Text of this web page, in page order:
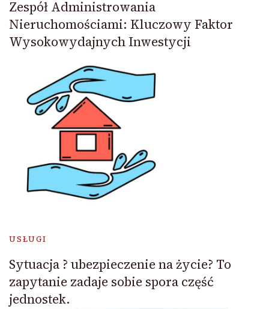
Zespół Administrowania
Nieruchomościami: Kluczowy Faktor
Wysokowydajnych Inwestycji
USŁUGI
Sytuacja ? ubezpieczenie na życie? To
zapytanie zadaje sobie spora część
jednostek.